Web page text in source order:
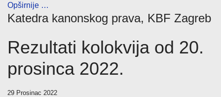
Opširnije …
Katedra kanonskog prava, KBF Zagreb
Rezultati kolokvija od 20.
prosinca 2022.
29 Prosinac 2022